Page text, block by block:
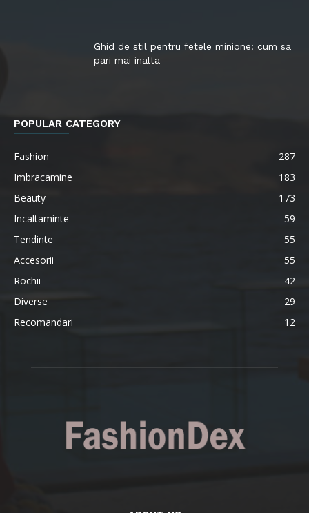
Ghid de stil pentru fetele minione: cum sa
pari mai inalta
POPULAR CATEGORY
Fashion
287
Imbracamine
183
Beauty
173
Incaltaminte
59
Tendinte
55
Accesorii
55
Rochii
42
Diverse
29
Recomandari
12